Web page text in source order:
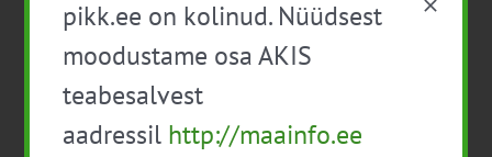
Lisa kalendrisse
pikk.ee on kolinud. Nüüdsest
moodustame osa AKIS
teabesalvest
aadressil http://maainfo.ee